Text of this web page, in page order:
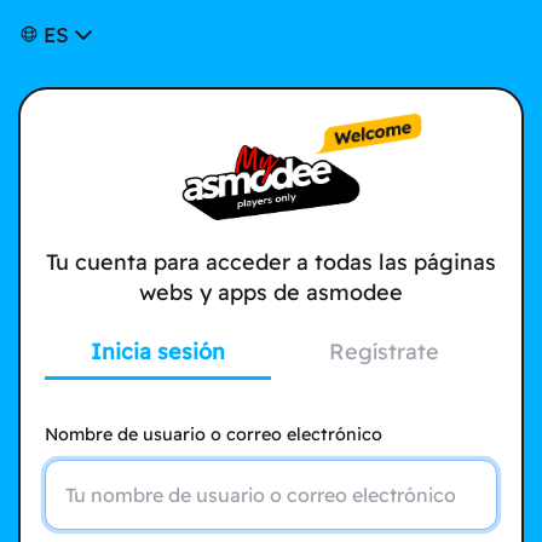
ES
Tu cuenta para acceder a todas las páginas
webs y apps de asmodee
Inicia sesión Regístrate
Nombre de usuario o correo electrónico